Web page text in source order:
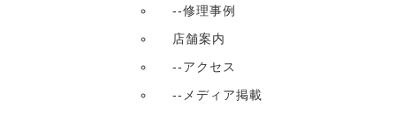
--修理事例
店舗案内
--アクセス
--メディア掲載